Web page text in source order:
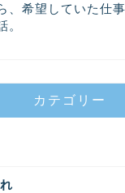
、希望していた仕
。
カテゴリー